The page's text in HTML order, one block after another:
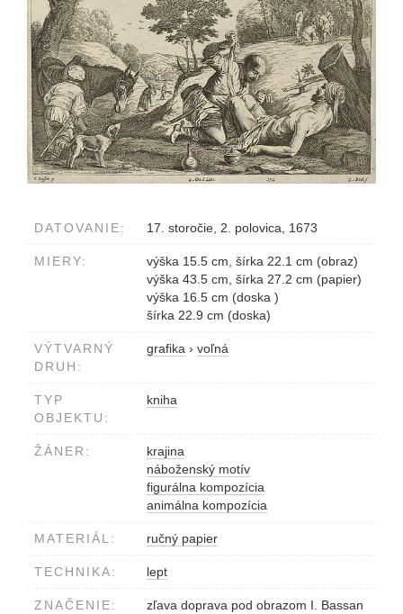
DATOVANIE: 17. storočie, 2. polovica, 1673
MIERY:
výška 15.5 cm, šírka 22.1 cm (obraz)
výška 43.5 cm, šírka 27.2 cm (papier)
výška 16.5 cm (doska )
šírka 22.9 cm (doska)
VÝTVARNÝ
DRUH:
grafika › voľná
TYP
OBJEKTU:
kniha
ŽÁNER:
krajina
náboženský motív
figurálna kompozícia
animálna kompozícia
MATERIÁL: ručný papier
TECHNIKA: lept
ZNAČENIE:
zľava doprava pod obrazom I. Bassan